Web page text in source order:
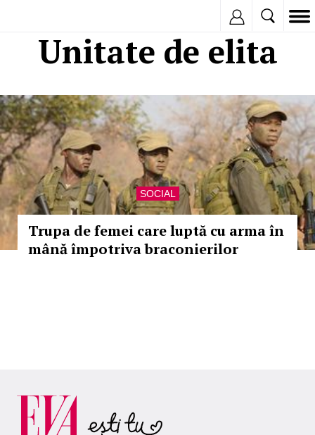
Unitate de elita
SOCIAL
Trupa de femei care luptă cu arma în
mână împotriva braconierilor